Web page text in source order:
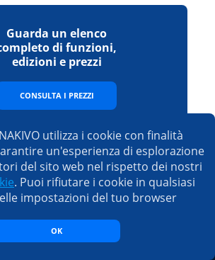
Guarda un elenco
di funzioni,
edizioni e prezzi
CONSULTA I PREZZI
Vendite
E-mail:sales@nakivo.com
408 440 5605 (in tutto il mondo)
+44 074 8287 7208 nuovo
utilizza i cookie con finalità
un'esperienza di esplorazione
del sito web nel rispetto dei nostri
. Puoi rifiutare i cookie in qualsiasi
impostazioni del tuo browser
OK